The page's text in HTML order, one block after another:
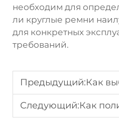
необходим для
ли круглые ремни
для конкретных
требований.
Предыдущий:Как выбрать
Следующий:Как полиуретановые